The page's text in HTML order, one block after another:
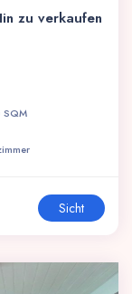
zu verkaufen
Sicht